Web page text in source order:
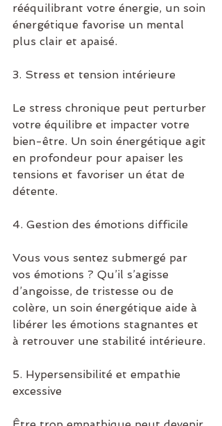
rééquilibrant votre énergie, un soin
énergétique favorise un mental
plus clair et apaisé.
3. Stress et tension intérieure
Le stress chronique peut perturber
votre équilibre et impacter votre
bien-être. Un soin énergétique agit
en profondeur pour apaiser les
tensions et favoriser un état de
détente.
4. Gestion des émotions difficile
Vous vous sentez submergé par
vos émotions ? Qu’il s’agisse
d’angoisse, de tristesse ou de
colère, un soin énergétique aide à
libérer les émotions stagnantes et
à retrouver une stabilité intérieure.
5. Hypersensibilité et empathie
excessive